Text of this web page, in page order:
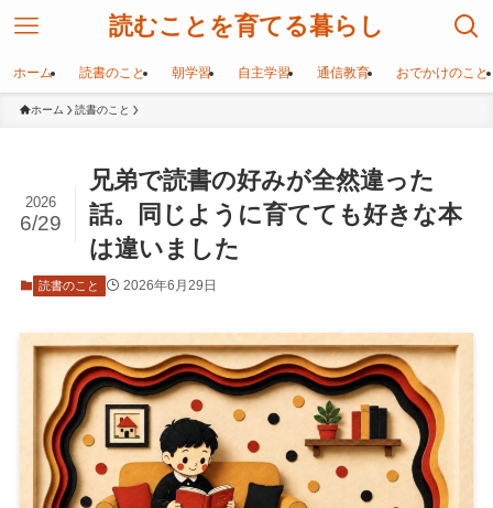
読むことを育てる暮らし
ホーム 読書のこと 朝学習 自主学習 通信教育 おでかけのこと
ホーム 読書のこと
兄弟で読書の好みが全然違った
話。同じように育てても好きな本
は違いました
2026
6/29
読書のこと 2026年6月29日